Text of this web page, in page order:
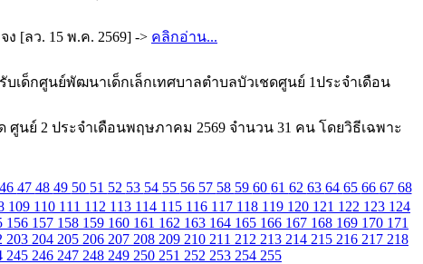
[ลว. 15 พ.ค. 2569] -> คลิกอ่าน...
เด็กศูนย์พัฒนาเด็กเล็กเทศบาลตำบลบัวเชดศูนย์ 1ประจำเดือน
นย์ 2 ประจำเดือนพฤษภาคม 2569 จำนวน 31 คน โดยวิธีเฉพาะ
46 47 48 49 50 51 52 53 54 55 56 57 58 59 60 61 62 63 64 65 66 67 68
109 110 111 112 113 114 115 116 117 118 119 120 121 122 123 124
156 157 158 159 160 161 162 163 164 165 166 167 168 169 170 171
203 204 205 206 207 208 209 210 211 212 213 214 215 216 217 218
245 246 247 248 249 250 251 252 253 254 255